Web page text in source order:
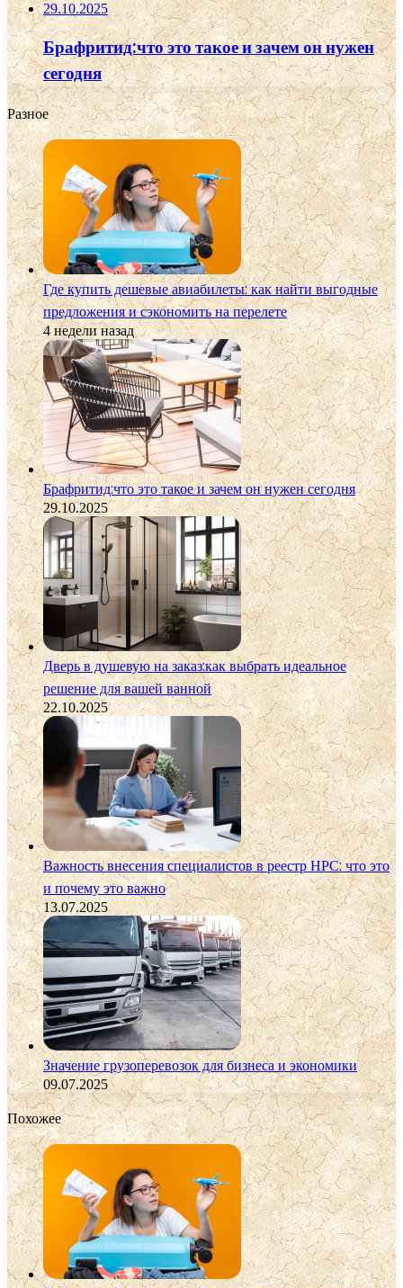
29.10.2025
Брафритид:что это такое и зачем он нужен
сегодня
Разное
Где купить дешевые авиабилеты: как найти выгодные
предложения и сэкономить на перелете
4 недели назад
Брафритид:что это такое и зачем он нужен сегодня
29.10.2025
Дверь в душевую на заказ:как выбрать идеальное
решение для вашей ванной
22.10.2025
Важность внесения специалистов в реестр НРС: что это
и почему это важно
13.07.2025
Значение грузоперевозок для бизнеса и экономики
09.07.2025
Похожее